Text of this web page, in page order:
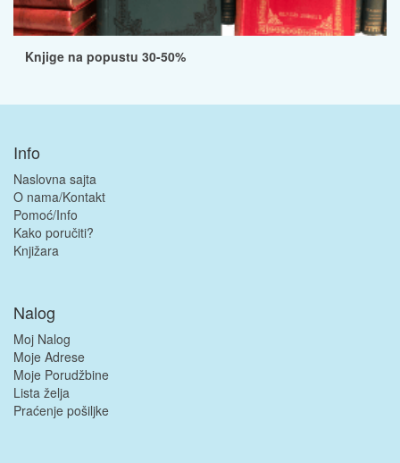
Knjige na popustu 30-50%
Info
Naslovna sajta
O nama/Kontakt
Pomoć/Info
Kako poručiti?
Knjižara
Nalog
Moj Nalog
Moje Adrese
Moje Porudžbine
Lista želja
Praćenje pošiljke